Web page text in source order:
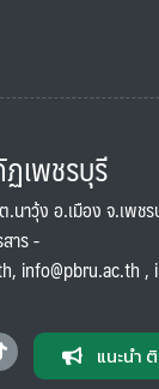
เพชรบุรี
นาวุ้ง อ.เมือง จ.เพช
าร -
, info@pbru.ac.th,
แนะนำ